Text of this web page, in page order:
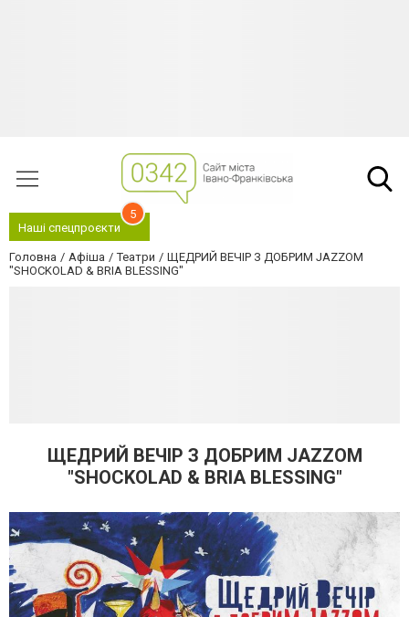
Наші спецпроєкти
5
Головна Афіша Театри
ЩЕДРИЙ ВЕЧІР З ДОБРИМ JAZZОМ
"SHOCKOLAD & BRIA BLESSING"
ЩЕДРИЙ ВЕЧІР З ДОБРИМ JAZZОМ
"SHOCKOLAD & BRIA BLESSING"